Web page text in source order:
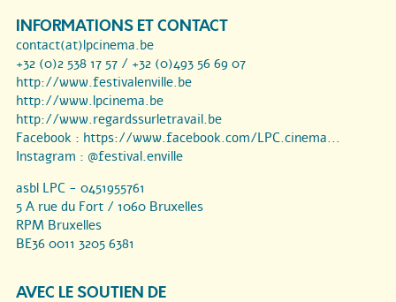
INFORMATIONS ET CONTACT
contact(at)lpcinema.be
+32 (0)2 538 17 57 / +32 (0)493 56 69 07
http://www.festivalenville.be
http://www.lpcinema.be
http://www.regardssurletravail.be
Facebook : https://www.facebook.com/LPC.cinema...
Instagram : @festival.enville
asbl LPC - 0451955761
5 A rue du Fort / 1060 Bruxelles
RPM Bruxelles
BE36 0011 3205 6381
AVEC LE SOUTIEN DE